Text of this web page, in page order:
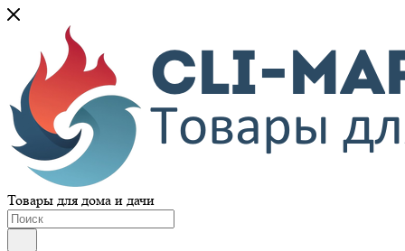
Товары для дома и дачи